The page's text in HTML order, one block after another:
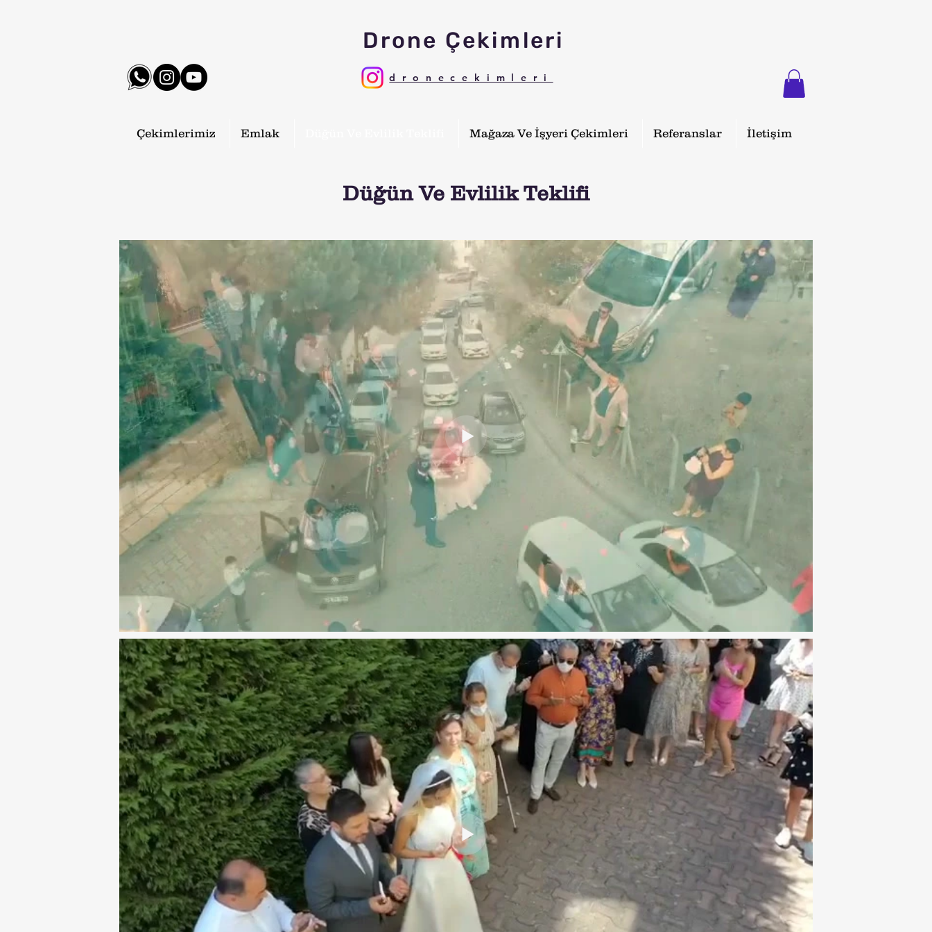
Drone Çekimleri
dronecekimleri
Çekimlerimiz Emlak Mağaza Ve İşyeri Çekimleri Referanslar İletişim
Düğün Ve Evlilik Teklifi